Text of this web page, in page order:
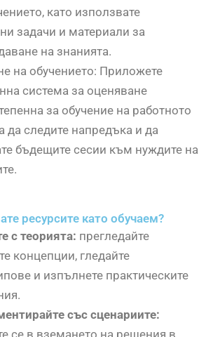
като използвате
задачи и материали за
на знанията.
на обучението: Приложете
система за оценяване
за обучение на работното
да следите напредъка и да
бъдещите сесии към нуждите на
ресурсите като обучаем?
с теорията: прегледайте
концепции, гледайте
и изпълнете практическите
със сценариите:
се в вземането на решения в